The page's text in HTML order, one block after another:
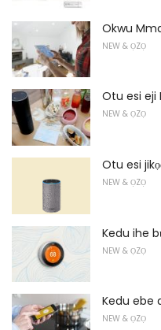
Okwu
NEW & ỌZỌ
Otu esi eji
NEW & ỌZỌ
Otu esi
NEW & ỌZỌ
Kedu ihe
NEW & ỌZỌ
Kedu ebe
NEW & ỌZỌ